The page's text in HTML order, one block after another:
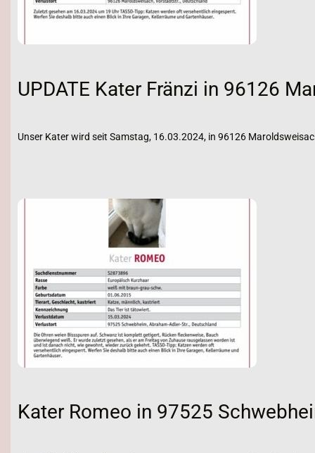
UPDATE Kater Fränzi in 96126
Unser Kater wird seit Samstag, 16.03.2024, in 96126
Kater Romeo in 97525